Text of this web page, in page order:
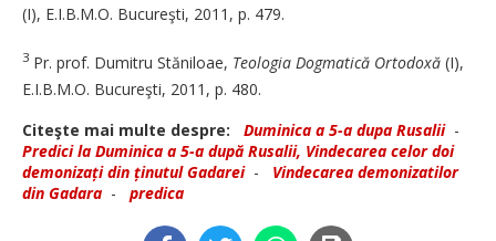
(I), E.I.B.M.O. Bucureşti, 2011, p. 479.
3 Pr. prof. Dumitru Stăniloae, Teologia Dogmatică Ortodoxă (I),
E.I.B.M.O. Bucureşti, 2011, p. 480.
Citeşte mai multe despre:
Duminica a 5-a dupa Rusalii-
Predici la Duminica a 5-a după Rusalii, Vindecarea celor doi
demonizați din ținutul Gadarei- Vindecarea demonizatilor
din Gadara - predica